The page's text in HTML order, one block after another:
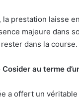
la prestation laisse
majeure dans
dans la course.
au terme
a offert un